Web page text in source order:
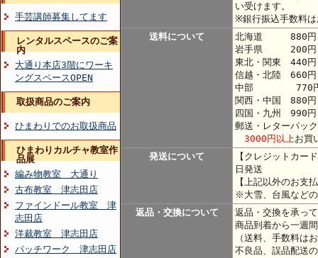
手芸講師募集してます
レンタルスペースのご案
内
大通り本店3階にワーキ
ングスペースOPEN
取扱商品のご案内
ひまわりでのお取扱商品
ひまわりカルチャ教室作
品展
編み物教室 大通り
古布教室 津志田店
ファインドール教室 津
志田店
洋裁教室 津志田店
パッチワーク 津志田店
い受けます。
※銀行振込手数料は
送料について
北海道 880円
岩手県 200円
東北・関東 440
信越・北陸 660円
中部 770
関西・中国 880円
四国・九州 990円
郵送・レターパッ
3000円以上お買
発送について
【クレジットカー
日発送
【上記以外のお支
※大雪、台風など
返品・交換について
返品・交換を承っ
商品到着から一週
（送料、手数料は
不良品、誤品配送